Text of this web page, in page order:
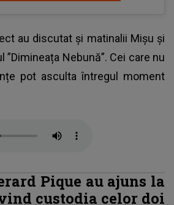
au discutat și matinalii Mișu și
”Dimineața Nebună”. Cei care nu
pot asculta întregul moment
Pique au ajuns la
custodia celor doi